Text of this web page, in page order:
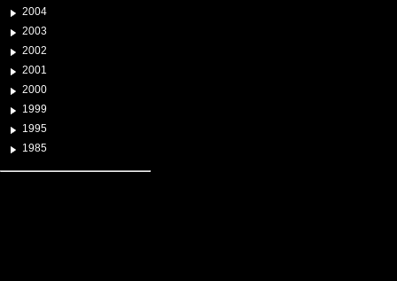
2004
2003
2002
2001
2000
1999
1995
1985